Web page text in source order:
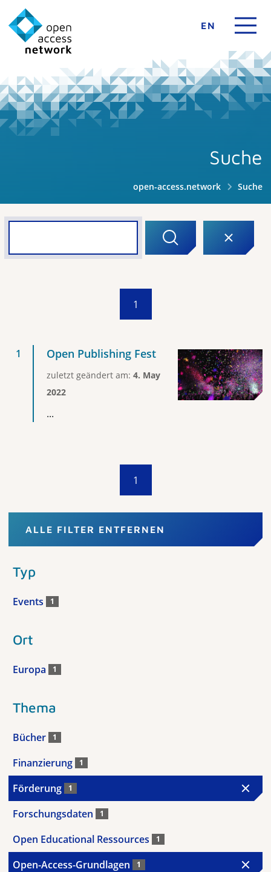
EN
Suche
open-access.network Suche
1
Open Publishing Fest
zuletzt geändert am: 4. May
2022
...
1
ALLE FILTER ENTFERNEN
Typ
Events 1
Ort
Europa 1
Thema
Bücher 1
Finanzierung 1
Förderung 1
Forschungsdaten 1
Open Educational Ressources 1
Open-Access-Grundlagen 1